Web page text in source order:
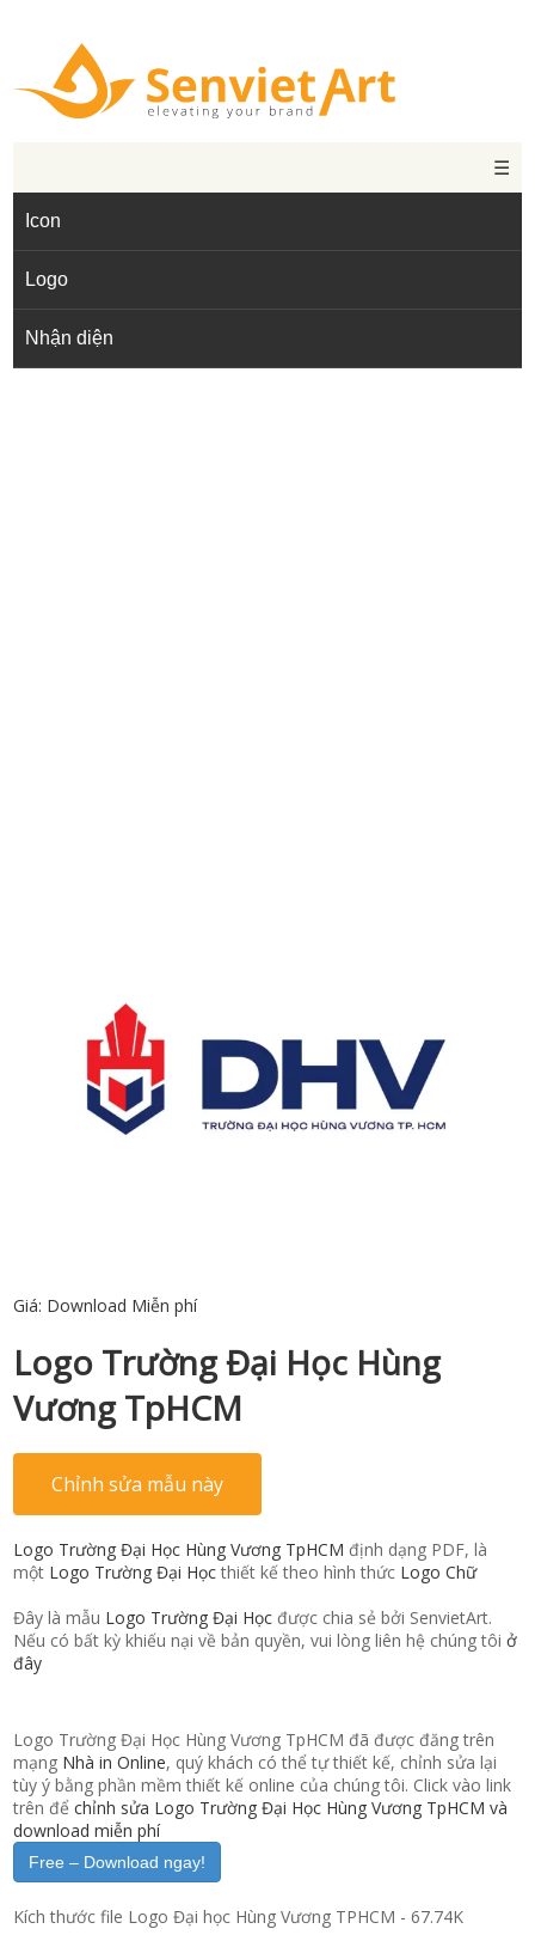
☰
Icon
Logo
Nhận diện
Giá: Download Miễn phí
Logo Trường Đại Học Hùng
Vương TpHCM
Chỉnh sửa mẫu này
Logo Trường Đại Học Hùng Vương TpHCM định dạng PDF, là
một Logo Trường Đại Họcthiết kế theo hình thức Logo Chữ
Đây là mẫu Logo Trường Đại Học được chia sẻ bởi SenvietArt.
Nếu có bất kỳ khiếu nại về bản quyền, vui lòng liên hệ chúng tôiở
đây
Logo Trường Đại Học Hùng Vương TpHCM đã được đăng trên
mạng Nhà in Online, quý khách có thể tự thiết kế, chỉnh sửa lại
tùy ý bằng phần mềm thiết kế online của chúng tôi. Click vào link
trên đểchỉnh sửa Logo Trường Đại Học Hùng Vương TpHCM và
download miễn phí
Free – Download ngay!
Kích thước file Logo Đại học Hùng Vương TPHCM - 67.74K